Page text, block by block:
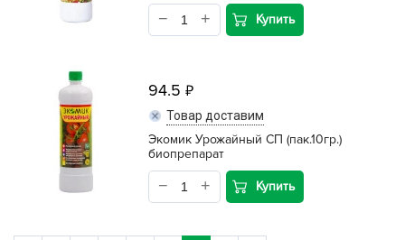
Купить
94.5
Товар доставим
Экомик Урожайный СП (пак.10гр.)
биопрепарат
Купить